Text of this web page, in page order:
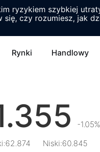
ryzykiem szybkiej
się, czy rozumiesz, jak
Rynki Handlowy
-1.05%
:62.874 Niski:60.845